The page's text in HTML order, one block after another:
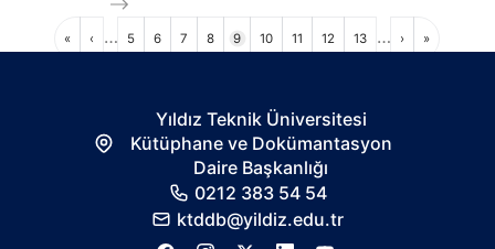
Sayfalama
İlk
«
Önceki
‹ … Sayfa
5 Sayfa
6 Sayfa
7 Sayfa
8 Sayfa
9 Sayfa
10 Sayfa
11 Sayfa
12 Sayfa
13 …
Sonraki
›
Son
»
Yıldız Teknik Üniversitesi
Kütüphane ve Dokümantasyon
Daire Başkanlığı
0212 383 54 54
ktddb@yildiz.edu.tr